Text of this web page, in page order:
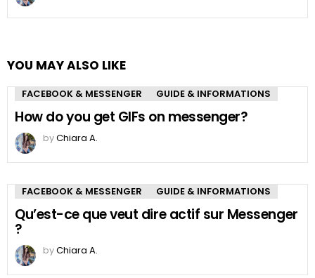
YOU MAY ALSO LIKE
FACEBOOK & MESSENGER GUIDE & INFORMATIONS
How do you get GIFs on messenger?
byChiara A.
FACEBOOK & MESSENGER GUIDE & INFORMATIONS
Qu’est-ce que veut dire actif sur Messenger
?
byChiara A.